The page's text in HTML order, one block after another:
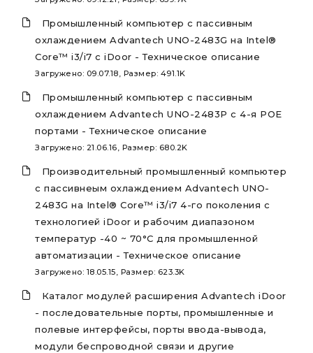
Промышленный компьютер с пассивным
охлаждением Advantech UNO-2483G на Intel®
Core™ i3/i7 с iDoor - Техническое описание
Загружено: 09.07.18, Размер: 491.1K
Промышленный компьютер с пассивным
охлаждением Advantech UNO-2483P с 4-я POE
портами - Техническое описание
Загружено: 21.06.16, Размер: 680.2K
Производительный промышленный компьютер
с пассивнеым охлаждением Advantech UNO-
2483G на Intel® Core™ i3/i7 4-го поколения с
технологией iDoor и рабочим диапазоном
температур -40 ~ 70°C для промышленной
автоматизации - Техническое описание
Загружено: 18.05.15, Размер: 623.3K
Каталог модулей расширения Advantech iDoor
- последовательные порты, промышленные и
полевые интерфейсы, порты ввода-вывода,
модули беспроводной связи и другие